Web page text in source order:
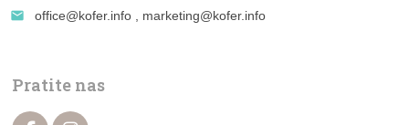
email
office@kofer.info , marketing@kofer.info
Pratite nas